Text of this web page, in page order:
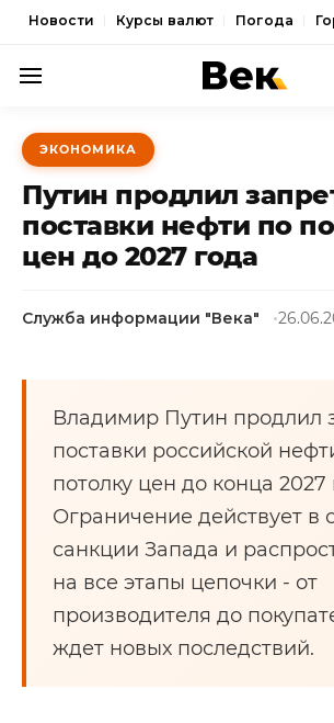
Новости Курсы валют Погода
ПОЛИТИКА
ЭКОНОМИКА
ОБЩЕСТВО
СПОРТ
ЭКОНОМИКА
Путин продлил
поставки нефти по
цен до 2027 года
Служба информации "Века"
Владимир Путин продлил
поставки российской
потолку цен до конца 2027
Ограничение действует в
санкции Запада и
на все этапы цепочки - от
производителя до
ждет новых последствий.